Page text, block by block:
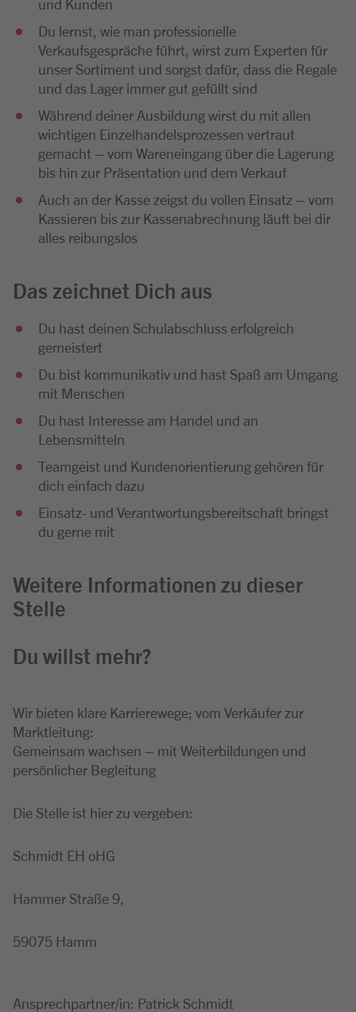
Du lernst, wie man professionelle
Verkaufsgespräche führt, wirst zum Experten für
unser Sortiment und sorgst dafür, dass die Regale
und das Lager immer gut gefüllt sind
Während deiner Ausbildung wirst du mit allen
wichtigen Einzelhandelsprozessen vertraut
gemacht – vom Wareneingang über die Lagerung
bis hin zur Präsentation und dem Verkauf
Auch an der Kasse zeigst du vollen Einsatz – vom
Kassieren bis zur Kassenabrechnung läuft bei dir
alles reibungslos
Das zeichnet Dich aus
Du hast deinen Schulabschluss erfolgreich
gemeistert
Du bist kommunikativ und hast Spaß am Umgang
mit Menschen
Du hast Interesse am Handel und an
Lebensmitteln
Teamgeist und Kundenorientierung gehören für
dich einfach dazu
Einsatz- und Verantwortungsbereitschaft bringst
du gerne mit
Weitere Informationen zu dieser
Stelle
Du willst mehr?
Wir bieten klare Karrierewege; vom Verkäufer zur
Marktleitung:
Gemeinsam wachsen – mit Weiterbildungen und
persönlicher Begleitung
Die Stelle ist hier zu vergeben:
Schmidt EH oHG
Hammer Straße 9,
59075 Hamm
Ansprechpartner/in: Patrick Schmidt